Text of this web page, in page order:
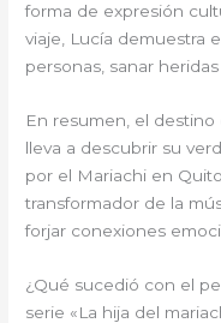
forma de expresión
viaje, Lucía demuestra
personas, sanar
En resumen, el destino
lleva a descubrir su
por el Mariachi en
transformador de la
forjar conexiones
¿Qué sucedió con el
serie «La hija del